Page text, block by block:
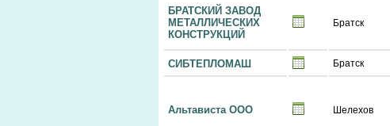
БРАТСКИЙ ЗАВОД
МЕТАЛЛИЧЕСКИХ
КОНСТРУКЦИЙ
Братск
СИБТЕПЛОМАШ Братск
Альтависта ООО Шелехов